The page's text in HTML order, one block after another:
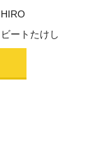
HIRO
ビートたけし